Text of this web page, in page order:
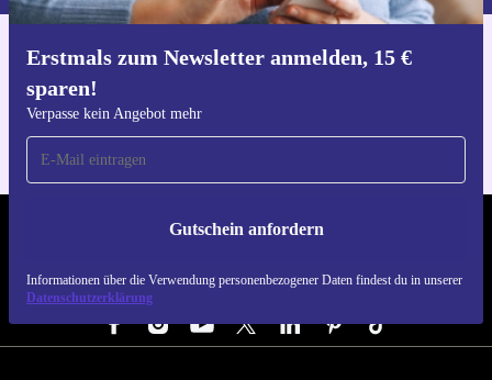
Erstmals zum Newsletter anmelden, 15 €
sparen!
Verpasse kein Angebot mehr
Gutschein anfordern
Informationen über die Verwendung personenbezogener Daten findest du in unserer
Datenschutzerklärung
Hol dir die refurbed-App
REFURBED ÖSTERREICH - RETHINK NEW.
FOLGE UNS